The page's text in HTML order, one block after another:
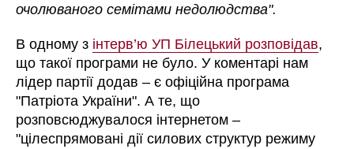
очолюваного семітами недолюдства".
В одному з інтерв’ю УП Білецький розповідав,
що такої програми не було. У коментарі нам
лідер партії додав – є офіційна програма
"Патріота України". А те, що
розповсюджувалося інтернетом –
"цілеспрямовані дії силових структур режиму